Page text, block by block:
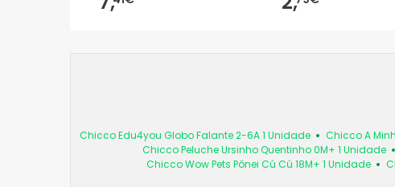
Chicco Edu4you Globo Falante 2-6A 1 Unidade Chicco A
Chicco Peluche Ursinho Quentinho 0M+ 1 Unidade
Chicco Wow Pets Pónei Cú Cú 18M+ 1 Unidade